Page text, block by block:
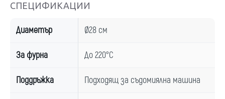
СПЕЦИФИКАЦИИ
Диаметър Ø28 см
За фурна До 220°C
Поддръжка Подходящ за съдомиялна машина